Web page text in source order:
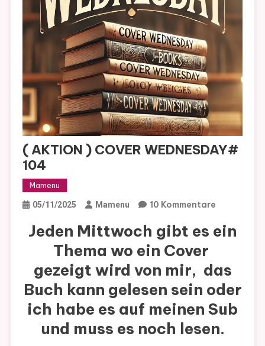
( AKTION ) COVER WEDNESDAY#
104
Mamenu
05/11/2025 Mamenu 10 KommentareZu
AKTION
104
Jeden Mittwoch gibt es ein
Thema wo ein Cover
gezeigt wird von mir, das
Buch kann gelesen sein oder
ich habe es auf meinen Sub
und muss es noch lesen.